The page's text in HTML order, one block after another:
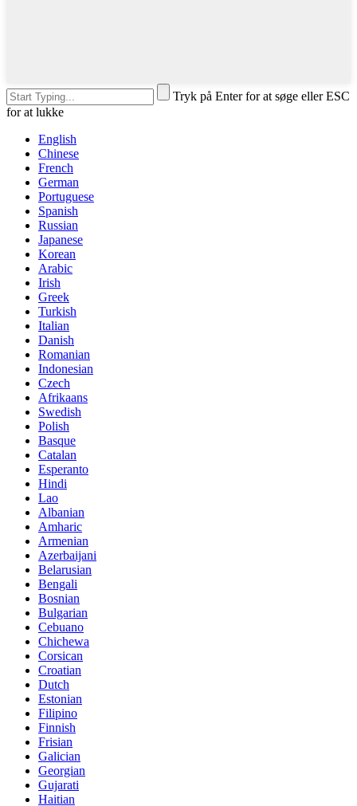
Tryk på Enter for at søge eller ESC
for at lukke
English
Chinese
French
German
Portuguese
Spanish
Russian
Japanese
Korean
Arabic
Irish
Greek
Turkish
Italian
Danish
Romanian
Indonesian
Czech
Afrikaans
Swedish
Polish
Basque
Catalan
Esperanto
Hindi
Lao
Albanian
Amharic
Armenian
Azerbaijani
Belarusian
Bengali
Bosnian
Bulgarian
Cebuano
Chichewa
Corsican
Croatian
Dutch
Estonian
Filipino
Finnish
Frisian
Galician
Georgian
Gujarati
Haitian